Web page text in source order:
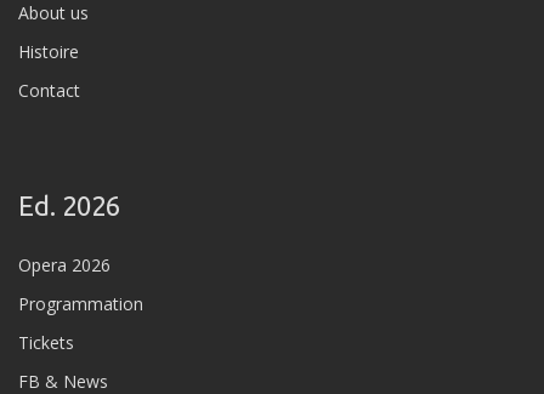
About us
Histoire
Contact
Ed. 2026
Opera 2026
Programmation
Tickets
FB & News